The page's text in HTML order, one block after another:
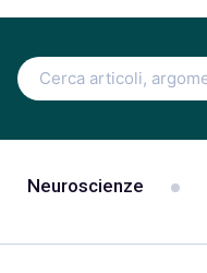
Ricerca
per:
Neuroscienze